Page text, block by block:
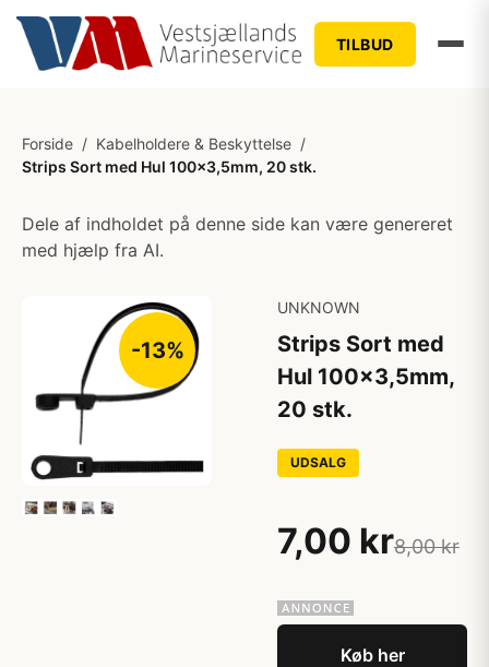
TILBUD
Forside / Kabelholdere & Beskyttelse /
Strips Sort med Hul 100x3,5mm, 20 stk.
Dele af indholdet på denne side kan være genereret
med hjælp fra AI.
-13%
UNKNOWN
Strips Sort med
Hul 100x3,5mm,
20 stk.
UDSALG
7,00 kr8,00 kr
Køb her